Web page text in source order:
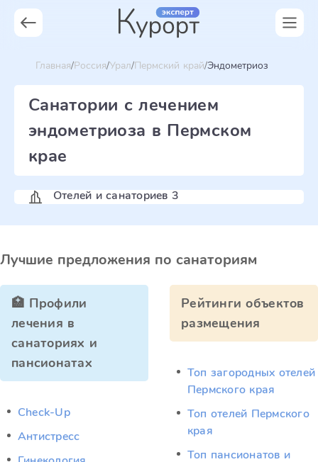
Главная Россия Урал Пермский край Эндометриоз
Санатории с лечением
эндометриоза в Пермском
крае
Отелей и санаториев 3
Лучшие предложения по санаториям
🏥 Профили
лечения в
санаториях и
пансионатах
Check-Up
Антистресс
Рейтинги объектов
размещения
Топ загородных отелей
Пермского края
Топ отелей Пермского
края
Топ пансионатов и